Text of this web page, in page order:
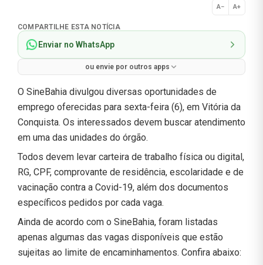
A− A+
Normal
COMPARTILHE ESTA NOTÍCIA
Enviar no WhatsApp
ou envie por outros apps
O SineBahia divulgou diversas oportunidades de
emprego oferecidas para sexta-feira (6), em Vitória da
Conquista. Os interessados devem buscar atendimento
em uma das unidades do órgão.
Todos devem levar carteira de trabalho física ou digital,
RG, CPF, comprovante de residência, escolaridade e de
vacinação contra a Covid-19, além dos documentos
específicos pedidos por cada vaga.
Ainda de acordo com o SineBahia, foram listadas
apenas algumas das vagas disponíveis que estão
sujeitas ao limite de encaminhamentos. Confira abaixo: